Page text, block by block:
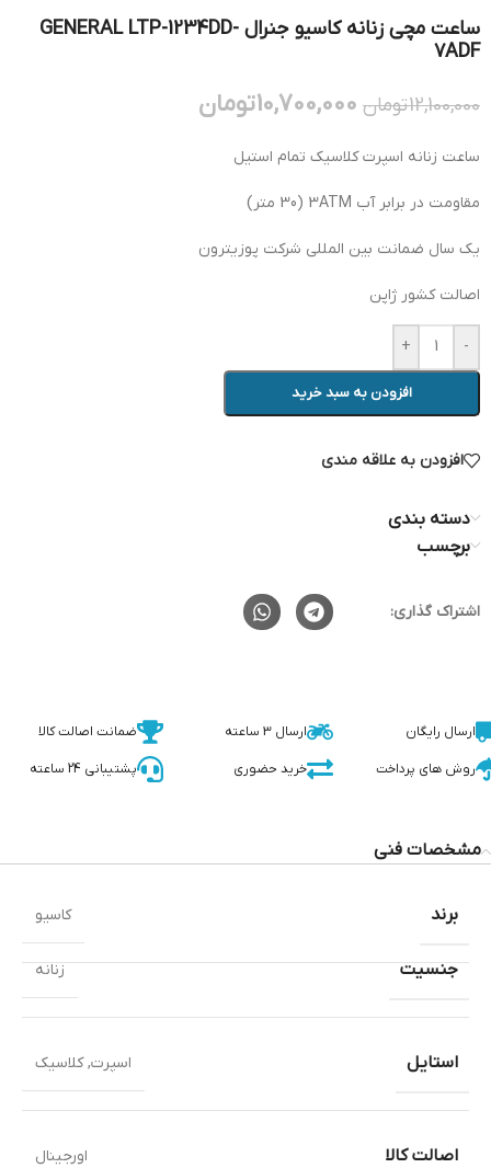
ساعت مچی زنانه کاسیو جنرال GENERAL LTP-1234DD-
7ADF
12,100,000تومان 10,700,000تومان
ساعت زنانه اسپرت کلاسیک تمام استیل
مقاومت در برابر آب 3ATM (30 متر)
یک سال ضمانت بین المللی شرکت پوزیترون
اصالت کشور ژاپن
-
+
افزودن به سبد خرید
افزودن به علاقه مندی
دسته بندی
برچسب
اشتراک گذاری:
ارسال رایگان ارسال 3 ساعته ضمانت اصالت کالا
روش های پرداخت خرید حضوری پشتیبانی 24 ساعته
مشخصات فنی
جنسیت زنانه
استایل اسپرت,کلاسیک
اصالت کالا اورجینال
برند کاسیو